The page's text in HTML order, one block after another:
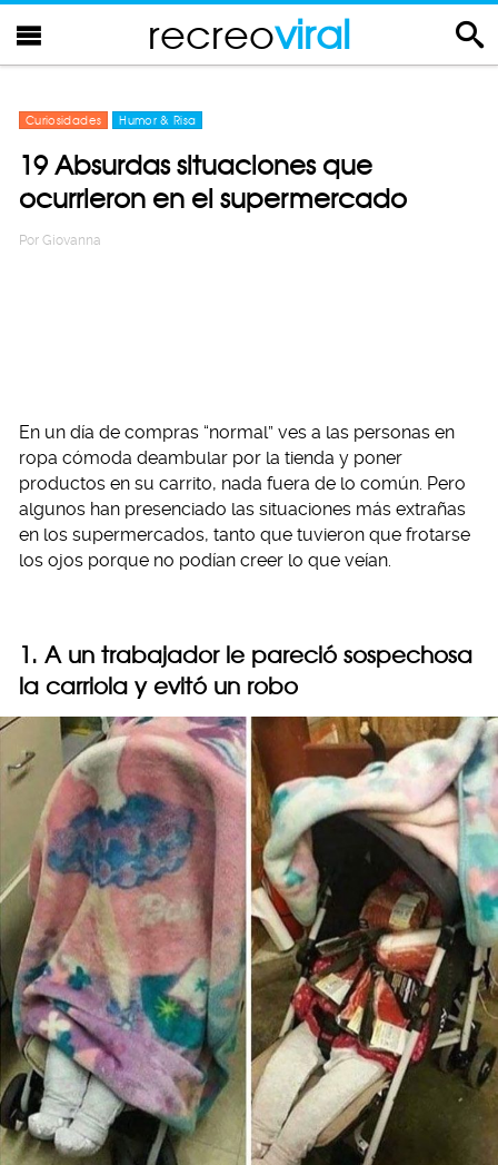
recreoviral
Curiosidades Humor & Risa
19 Absurdas situaciones que
ocurrieron en el supermercado
Por Giovanna
En un día de compras “normal” ves a las personas en
ropa cómoda deambular por la tienda y poner
productos en su carrito, nada fuera de lo común. Pero
algunos han presenciado las situaciones más extrañas
en los supermercados, tanto que tuvieron que frotarse
los ojos porque no podían creer lo que veían.
1. A un trabajador le pareció sospechosa
la carriola y evitó un robo